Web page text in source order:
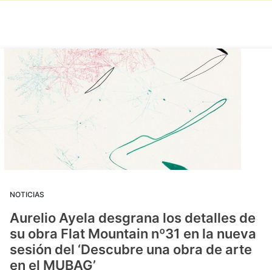
NOTICIAS
Aurelio Ayela desgrana los detalles de
su obra Flat Mountain nº31 en la nueva
sesión del ‘Descubre una obra de arte
en el MUBAG’